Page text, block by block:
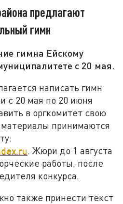
предлагают
гимн
гимна Ейскому
с 20 мая.
написать гимн
с 20 мая по 20 июня
в оргкомитет свою
материалы принимаются
. Жюри до 1 августа
работы, после
конкурса.
также принести текст